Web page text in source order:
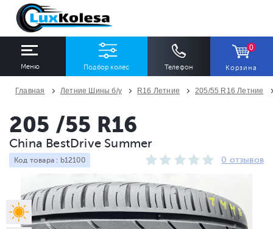
Меню Подбор колес Телефон
0
Корзина
Ширина
Все
Профиль
Все
Сезон
Все
Количество
Все
Главная Летние Шины б/у R16 Летние 205/55 R16 Летние
205 /55 R16
China BestDrive Summer
Код товара : b12100 0 отзывов